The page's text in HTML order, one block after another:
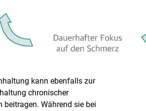
kann ebenfalls zur
chronischer
beitragen. Während sie bei